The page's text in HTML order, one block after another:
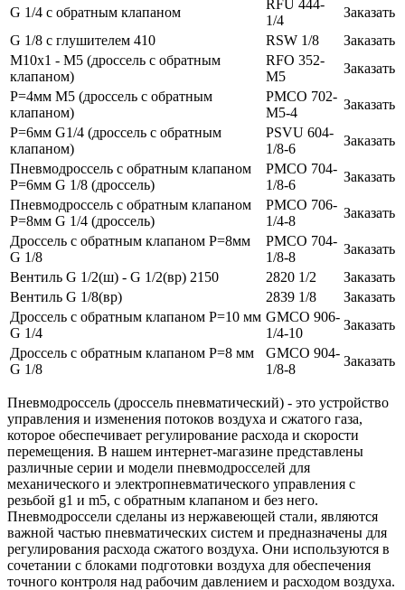
G 1/4 с обратным клапаном
RFU 444-
1/4
Заказать
G 1/8 с глушителем 410
RSW 1/8
Заказать
M10x1 - M5 (дроссель с обратным
клапаном)
RFO 352-
M5
Заказать
P=4мм M5 (дроссель с обратным
клапаном)
PMCO 702-
M5-4
Заказать
P=6мм G1/4 (дроссель с обратным
клапаном)
PSVU 604-
1/8-6
Заказать
Пневмодроссель с обратным клапаном
P=6мм G 1/8 (дроссель)
PMCO 704-
1/8-6
Заказать
Пневмодроссель с обратным клапаном
P=8мм G 1/4 (дроссель)
PMCO 706-
1/4-8
Заказать
Дроссель с обратным клапаном P=8мм
G 1/8
PMCO 704-
1/8-8
Заказать
Вентиль G 1/2(ш) - G 1/2(вр) 2150
2820 1/2
Заказать
Вентиль G 1/8(вр)
2839 1/8
Заказать
Дроссель с обратным клапаном P=10 мм
G 1/4
GMCO 906-
1/4-10
Заказать
Дроссель с обратным клапаном P=8 мм
G 1/8
GMCO 904-
1/8-8
Заказать
Пневмодроссель (дроссель пневматический) - это устройство
управления и изменения потоков воздуха и сжатого газа,
которое обеспечивает регулирование расхода и скорости
перемещения. В нашем интернет-магазине представлены
различные серии и модели пневмодросселей для
механического и электропневматического управления с
резьбой g1 и m5, с обратным клапаном и без него.
Пневмодроссели сделаны из нержавеющей стали, являются
важной частью пневматических систем и предназначены для
регулирования расхода сжатого воздуха. Они используются в
сочетании с блоками подготовки воздуха для обеспечения
точного контроля над рабочим давлением и расходом воздуха.